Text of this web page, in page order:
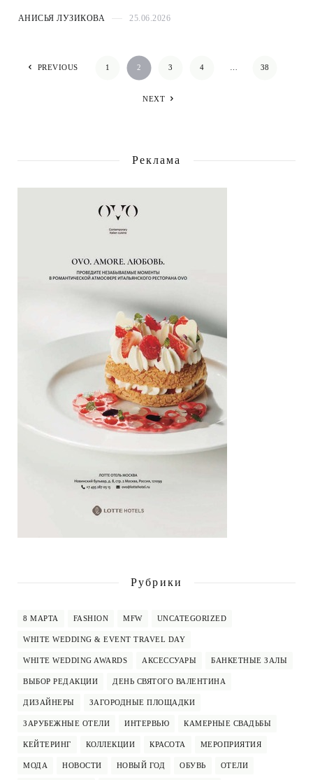
АНИСЬЯ ЛУЗИКОВА 25.06.2026
PREVIOUS 1 2 3 4 … 38
NEXT
Реклама
Рубрики
8 МАРТА FASHION MFW UNCATEGORIZED
WHITE WEDDING & EVENT TRAVEL DAY
WHITE WEDDING AWARDS АКСЕССУАРЫ БАНКЕТНЫЕ ЗАЛЫ
ВЫБОР РЕДАКЦИИ ДЕНЬ СВЯТОГО ВАЛЕНТИНА
ДИЗАЙНЕРЫ ЗАГОРОДНЫЕ ПЛОЩАДКИ
ЗАРУБЕЖНЫЕ ОТЕЛИ ИНТЕРВЬЮ КАМЕРНЫЕ СВАДЬБЫ
КЕЙТЕРИНГ КОЛЛЕКЦИИ КРАСОТА МЕРОПРИЯТИЯ
МОДА НОВОСТИ НОВЫЙ ГОД ОБУВЬ ОТЕЛИ